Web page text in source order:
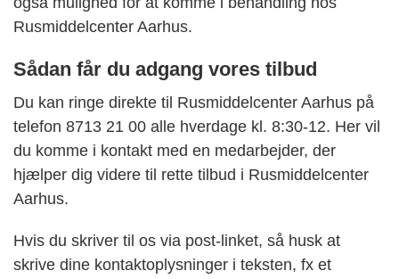
Rusmiddelcenter Aarhus.
Sådan får du adgang vores tilbud
Du kan ringe direkte til Rusmiddelcenter Aarhus på
telefon 8713 21 00 alle hverdage kl. 8:30-12. Her vil
du komme i kontakt med en medarbejder, der
hjælper dig videre til rette tilbud i Rusmiddelcenter
Aarhus.
Hvis du skriver til os via post-linket, så husk at
skrive dine kontaktoplysninger i teksten, fx et